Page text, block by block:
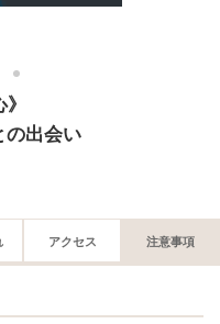
4
の出会い
アクセス 注意事項